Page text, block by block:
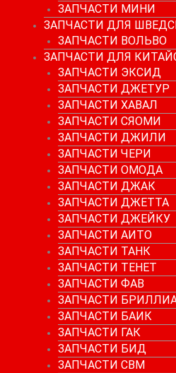
ЗАПЧАСТИ МИНИ
ЗАПЧАСТИ ДЛЯ
ЗАПЧАСТИ ВОЛЬВО
ЗАПЧАСТИ ДЛЯ
ЗАПЧАСТИ ЭКСИД
ЗАПЧАСТИ ДЖЕТУР
ЗАПЧАСТИ ХАВАЛ
ЗАПЧАСТИ СЯОМИ
ЗАПЧАСТИ ДЖИЛИ
ЗАПЧАСТИ ЧЕРИ
ЗАПЧАСТИ ОМОДА
ЗАПЧАСТИ ДЖАК
ЗАПЧАСТИ ДЖЕТТА
ЗАПЧАСТИ ДЖЕЙКУ
ЗАПЧАСТИ АИТО
ЗАПЧАСТИ ТАНК
ЗАПЧАСТИ ТЕНЕТ
ЗАПЧАСТИ ФАВ
ЗАПЧАСТИ
ЗАПЧАСТИ БАИК
ЗАПЧАСТИ ГАК
ЗАПЧАСТИ БИД
ЗАПЧАСТИ СВМ